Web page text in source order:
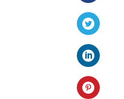
Twitter